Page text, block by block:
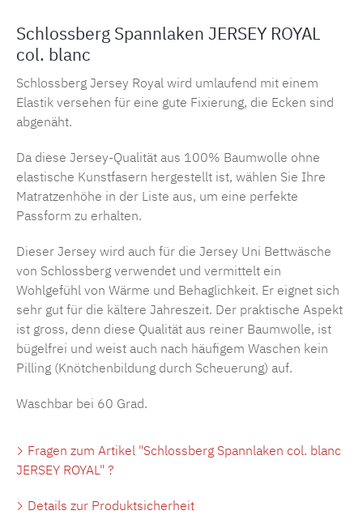
Schlossberg Spannlaken JERSEY ROYAL
col. blanc
Schlossberg Jersey Royal wird umlaufend mit einem
Elastik versehen für eine gute Fixierung, die Ecken sind
abgenäht.
Da diese Jersey-Qualität aus 100% Baumwolle ohne
elastische Kunstfasern hergestellt ist, wählen Sie Ihre
Matratzenhöhe in der Liste aus, um eine perfekte
Passform zu erhalten.
Dieser Jersey wird auch für die Jersey Uni Bettwäsche
von Schlossberg verwendet und vermittelt ein
Wohlgefühl von Wärme und Behaglichkeit. Er eignet sich
sehr gut für die kältere Jahreszeit. Der praktische Aspekt
ist gross, denn diese Qualität aus reiner Baumwolle, ist
bügelfrei und weist auch nach häufigem Waschen kein
Pilling (Knötchenbildung durch Scheuerung) auf.
Waschbar bei 60 Grad.
Fragen zum Artikel "Schlossberg Spannlaken col. blanc
JERSEY ROYAL" ?
Details zur Produktsicherheit